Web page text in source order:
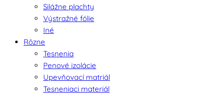
Silážne plachty
Výstražné fólie
Iné
Rôzne
Tesnenia
Penové izolácie
Upevňovací matriál
Tesneniaci materiál